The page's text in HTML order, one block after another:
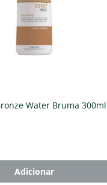
Water Bruma 300ml
Adicionar